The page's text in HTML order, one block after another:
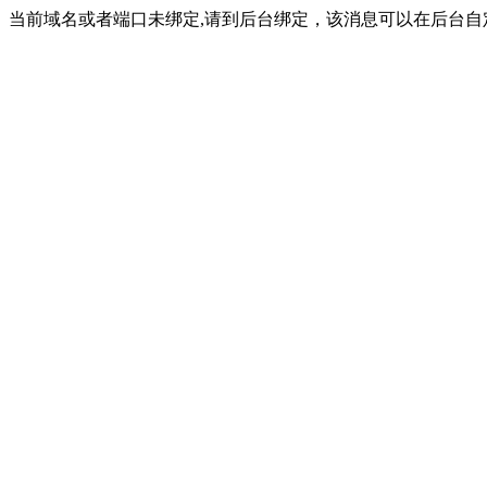
当前域名或者端口未绑定,请到后台绑定，该消息可以在后台自